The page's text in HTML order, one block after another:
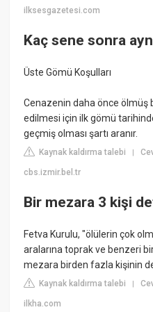
ilksesgazetesi.com
Kaç sene sonra
Üste Gömü Koşulları
Cenazenin daha önce ölmüş
edilmesi için ilk gömü
geçmiş olması şartı aranır.
Kaynak kaldırma talebi |
cbs.izmir.bel.tr
Bir mezara 3 kişi
Fetva Kurulu, "ölülerin çok
aralarına toprak ve benzeri
mezara birden fazla kişinin
Kaynak kaldırma talebi |
ilkha.com